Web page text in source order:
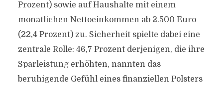
Prozent) sowie auf Haushalte mit einem
monatlichen Nettoeinkommen ab 2.500 Euro
(22,4 Prozent) zu. Sicherheit spielte dabei eine
zentrale Rolle: 46,7 Prozent derjenigen, die ihre
Sparleistung erhöhten, nannten das
beruhigende Gefühl eines finanziellen Polsters